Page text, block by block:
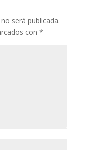
será publicada.
con *